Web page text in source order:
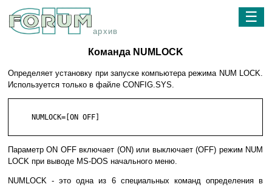
архив
☰
Команда NUMLOCK
Определяет установку при запуске компьютера режима NUM LOCK.
Используется только в файле CONFIG.SYS.
     NUMLOCK=[ON OFF]
Параметр ON OFF включает (ON) или выключает (OFF) режим NUM
LOCK при выводе MS-DOS начального меню.
NUMLOCK - это одна из 6 специальных команд определения в